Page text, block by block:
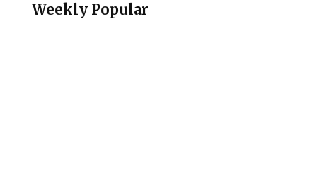
Weekly Popular